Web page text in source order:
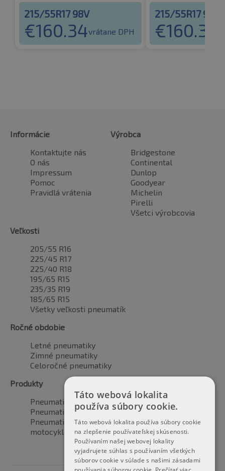
215/55R17 98V
€160.34vrátane DPH
215/55R17 94V
€160.34
Informácie
Kontaktujte nás
O nás
Impressum
Pomoc
Pravidlá vrátenia
Výrobca
Bridgestone
Continental
Dunlop
Goodyear
Michelin
Pirelli
Všetci výrobcovia
Veľkosti
205/55 R16
225/45 R17
225/40 R18
195/65 R15
235/35 R19
185/65 R15
Všetky veľkosti pneumatík
Ročné obdobie
Letné pneumatiky
Zimné pneumatiky
Celoročné pneumatiky
Produkty
Pneumatiky pre automobily
Pneumatiky pre SUV / 4x4
Pneumatiky pre dodávku
motocyklové pneumatiky
Táto webová lokalita
používa súbory cookie.
Táto webová lokalita používa súbory cookie
na zlepšenie používateľskej skúsenosti.
Používaním našej webovej lokality
vyjadrujete súhlas s používaním všetkých
súborov cookie v súlade s našimi zásadami